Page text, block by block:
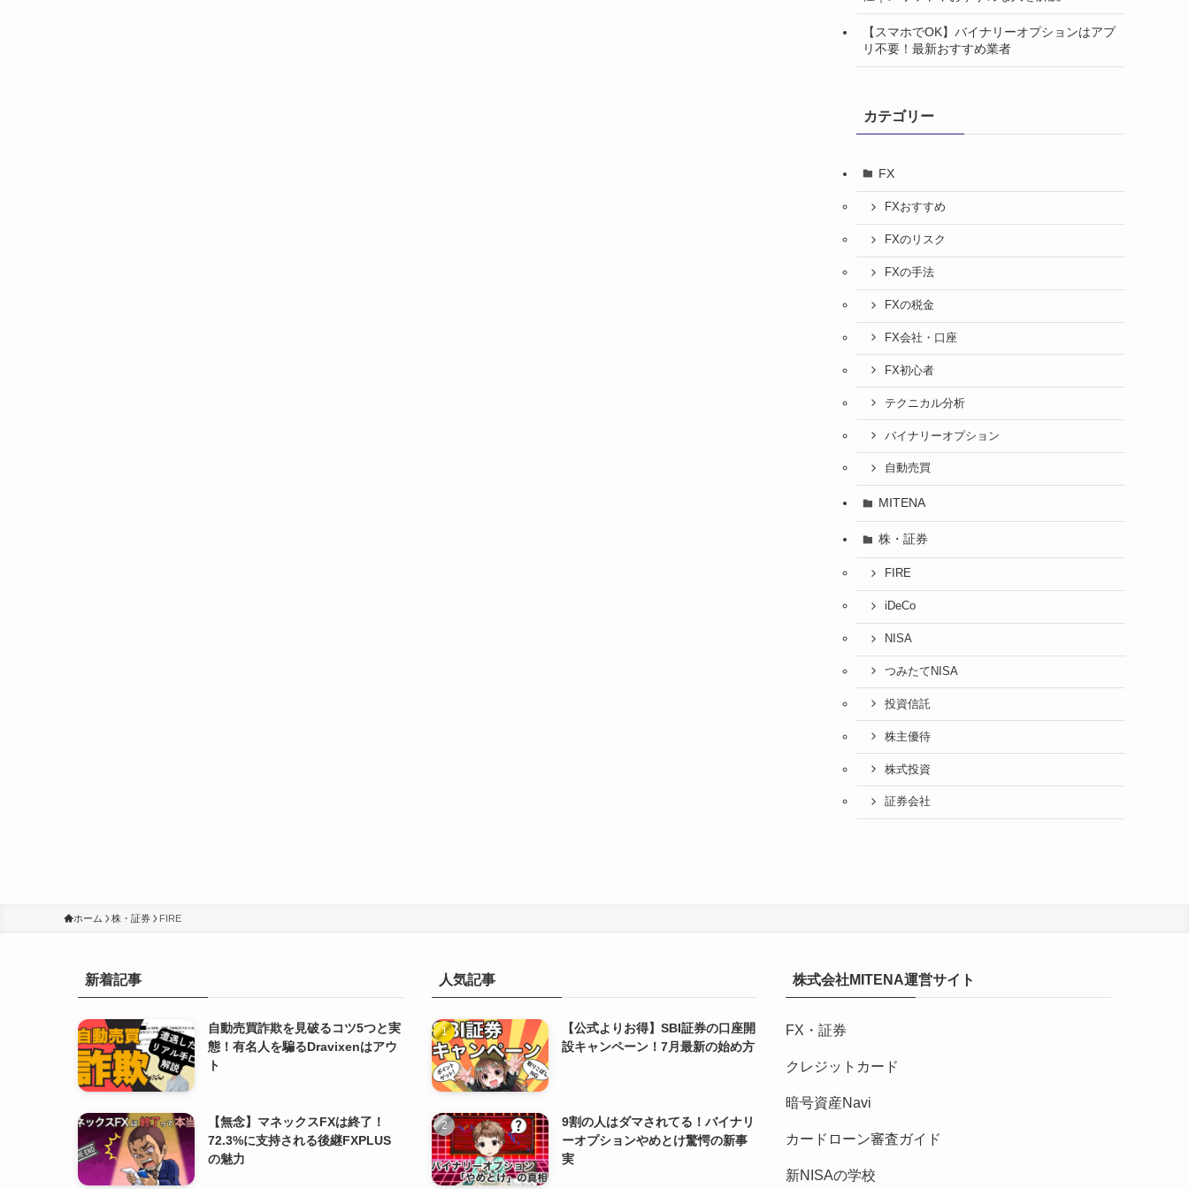
【スマホでOK】バイナリーオプションはアプ
リ不要！最新おすすめ業者
カテゴリー
FX
FXおすすめ
FXのリスク
FXの手法
FXの税金
FX会社・口座
FX初心者
テクニカル分析
バイナリーオプション
自動売買
MITENA
株・証券
FIRE
iDeCo
NISA
つみたてNISA
投資信託
株主優待
株式投資
証券会社
ホーム 株・証券 FIRE
新着記事
自動売買詐欺を見破るコツ5つと実
態！有名人を騙るDravixenはアウ
ト
【無念】マネックスFXは終了！
72.3%に支持される後継FXPLUS
の魅力
人気記事
【公式よりお得】SBI証券の口座開
設キャンペーン！7月最新の始め方
9割の人はダマされてる！バイナリ
ーオプションやめとけ驚愕の新事
実
株式会社MITENA運営サイト
FX・証券
クレジットカード
暗号資産Navi
カードローン審査ガイド
新NISAの学校